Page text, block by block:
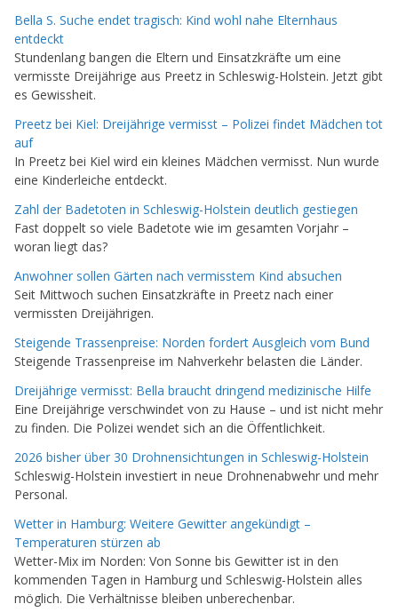
Bella S. Suche endet tragisch: Kind wohl nahe Elternhaus
entdeckt
Stundenlang bangen die Eltern und Einsatzkräfte um eine
vermisste Dreijährige aus Preetz in Schleswig-Holstein. Jetzt gibt
es Gewissheit.
Preetz bei Kiel: Dreijährige vermisst – Polizei findet Mädchen tot
auf
In Preetz bei Kiel wird ein kleines Mädchen vermisst. Nun wurde
eine Kinderleiche entdeckt.
Zahl der Badetoten in Schleswig-Holstein deutlich gestiegen
Fast doppelt so viele Badetote wie im gesamten Vorjahr –
woran liegt das?
Anwohner sollen Gärten nach vermisstem Kind absuchen
Seit Mittwoch suchen Einsatzkräfte in Preetz nach einer
vermissten Dreijährigen.
Steigende Trassenpreise: Norden fordert Ausgleich vom Bund
Steigende Trassenpreise im Nahverkehr belasten die Länder.
Dreijährige vermisst: Bella braucht dringend medizinische Hilfe
Eine Dreijährige verschwindet von zu Hause – und ist nicht mehr
zu finden. Die Polizei wendet sich an die Öffentlichkeit.
2026 bisher über 30 Drohnensichtungen in Schleswig-Holstein
Schleswig-Holstein investiert in neue Drohnenabwehr und mehr
Personal.
Wetter in Hamburg: Weitere Gewitter angekündigt –
Temperaturen stürzen ab
Wetter-Mix im Norden: Von Sonne bis Gewitter ist in den
kommenden Tagen in Hamburg und Schleswig-Holstein alles
möglich. Die Verhältnisse bleiben unberechenbar.